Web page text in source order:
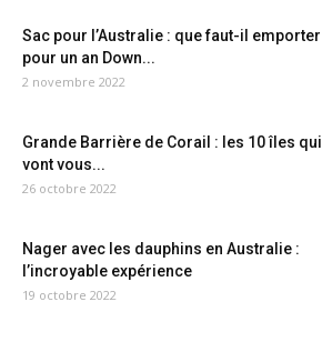
Sac pour l’Australie : que faut-il emporter
pour un an Down...
2 novembre 2022
Grande Barrière de Corail : les 10 îles qui
vont vous...
26 octobre 2022
Nager avec les dauphins en Australie :
l’incroyable expérience
19 octobre 2022